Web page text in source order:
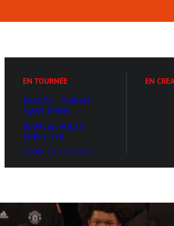
EN TOURNÉE
BRAZZA – OUIDAH –
SAINT-DENIS
ÉCORCES, POLAR
FORESTIER
ÉCORCES, HORS LES
EN